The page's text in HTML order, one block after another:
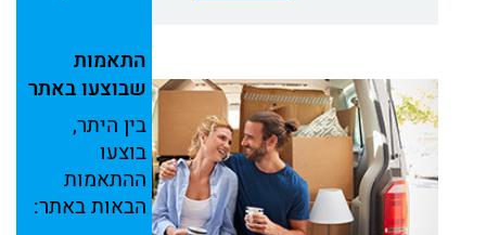
התאמות
שבוצעובאתר
בין היתר,
בוצעו
ההתאמות
הבאותבאתר: